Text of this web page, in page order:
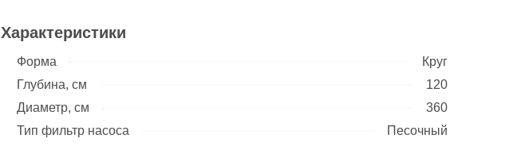
Характеристики
Форма
Круг
Глубина, см
120
Диаметр, см
360
Тип фильтр насоса
Песочный